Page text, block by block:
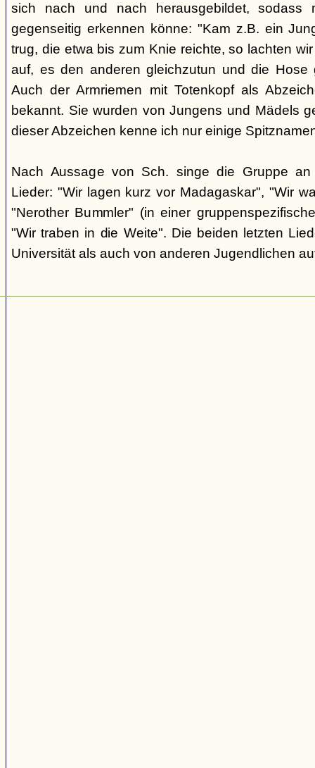
sich nach und nach herausgebildet,
gegenseitig erkennen könne: "Kam z.B. ein
trug, die etwa bis zum Knie reichte, so lachten
auf, es den anderen gleichzutun und die Hose
Auch der Armriemen mit Totenkopf als
bekannt. Sie wurden von Jungens und Mädels
dieser Abzeichen kenne ich nur einige
Nach Aussage von Sch. singe die Gruppe an
Lieder: "Wir lagen kurz vor Madagaskar", "Wir
"Nerother Bummler" (in einer
"Wir traben in die Weite". Die beiden letzten
Universität als auch von anderen Jugendlichen